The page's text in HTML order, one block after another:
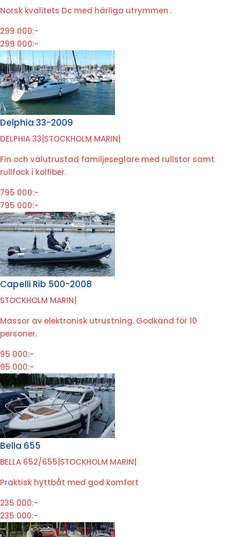
Norsk kvalitets Dc med härliga utrymmen .
299 000:-
299 000:-
Delphia 33-2009
DELPHIA 33 STOCKHOLM MARIN
Fin och välutrustad familjeseglare med rullstor samt
rullfock i kolfiber.
795 000:-
795 000:-
Capelli Rib 500-2008
STOCKHOLM MARIN
Massor av elektronisk utrustning. Godkänd för 10
personer.
95 000:-
95 000:-
Bella 655
BELLA 652/655 STOCKHOLM MARIN
Praktisk hyttbåt med god komfort
235 000:-
235 000:-